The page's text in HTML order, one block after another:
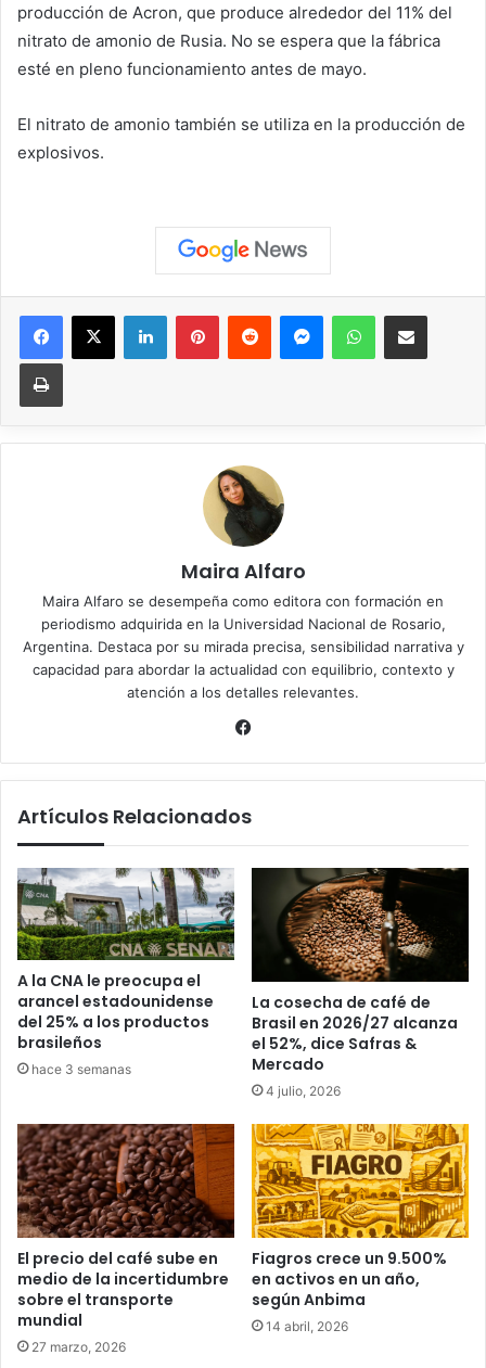
producción de Acron, que produce alrededor del 11% del
nitrato de amonio de Rusia. No se espera que la fábrica
esté en pleno funcionamiento antes de mayo.
El nitrato de amonio también se utiliza en la producción de
explosivos.
Facebook
X LinkedInPinterestReddit MessengerWhatsAppCompartir vía correo
Imprimir
Maira Alfaro
Maira Alfaro se desempeña como editora con formación en
periodismo adquirida en la Universidad Nacional de Rosario,
Argentina. Destaca por su mirada precisa, sensibilidad narrativa y
capacidad para abordar la actualidad con equilibrio, contexto y
atención a los detalles relevantes.
Artículos Relacionados
A la CNA le preocupa el
arancel estadounidense
del 25% a los productos
brasileños
hace 3 semanas
La cosecha de café de
Brasil en 2026/27 alcanza
el 52%, dice Safras &
Mercado
4 julio, 2026
El precio del café sube en
medio de la incertidumbre
sobre el transporte
mundial
27 marzo, 2026
Fiagros crece un 9.500%
en activos en un año,
según Anbima
14 abril, 2026